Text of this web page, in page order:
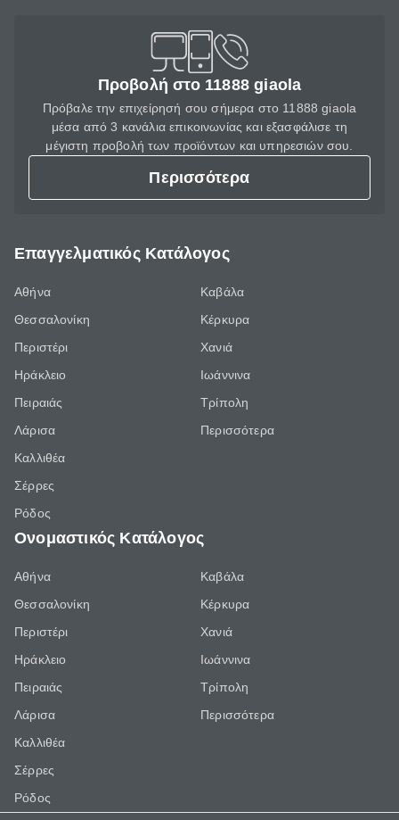
Προβολή στο 11888 giaola
Πρόβαλε την επιχείρησή σου σήμερα στο 11888 giaola
μέσα από 3 κανάλια επικοινωνίας και εξασφάλισε τη
μέγιστη προβολή των προϊόντων και υπηρεσιών σου.
Περισσότερα
Επαγγελματικός Κατάλογος
Αθήνα
Θεσσαλονίκη
Περιστέρι
Ηράκλειο
Πειραιάς
Λάρισα
Καλλιθέα
Σέρρες
Ρόδος
Καβάλα
Κέρκυρα
Χανιά
Ιωάννινα
Τρίπολη
Περισσότερα
Ονομαστικός Κατάλογος
Αθήνα
Θεσσαλονίκη
Περιστέρι
Ηράκλειο
Πειραιάς
Λάρισα
Καλλιθέα
Σέρρες
Ρόδος
Καβάλα
Κέρκυρα
Χανιά
Ιωάννινα
Τρίπολη
Περισσότερα